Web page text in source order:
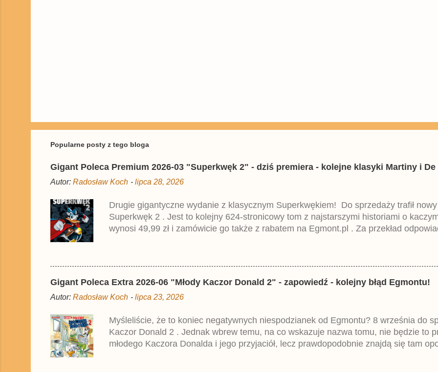
z
ś
j
k
o
e
n
t
a
r
z
Popularne posty z tego bloga
Gigant Poleca Premium 2026-03 "Superkwęk 2" - dziś premiera - kolejne klasyki Martiny i
Autor: Radosław Koch - lipca 28, 2026
Drugie gigantyczne wydanie z klasycznym Superkwękiem! Do sprzedaży trafił
Superkwęk 2 . Jest to kolejny 624-stronicowy tom z najstarszymi historiami o
wynosi 49,99 zł i zamówicie go także z rabatem na Egmont.pl . Za przekład
Gigant Poleca Extra 2026-06 "Młody Kaczor Donald 2" - zapowiedź - kolejny błąd Egmontu!
Autor: Radosław Koch - lipca 23, 2026
Myśleliście, że to koniec negatywnych niespodzianek od Egmontu? 8 września do
Kaczor Donald 2 . Jednak wbrew temu, na co wskazuje nazwa tomu, nie będzie to
młodego Kaczora Donalda i jego przyjaciół, lecz prawdopodobnie znajdą się tam